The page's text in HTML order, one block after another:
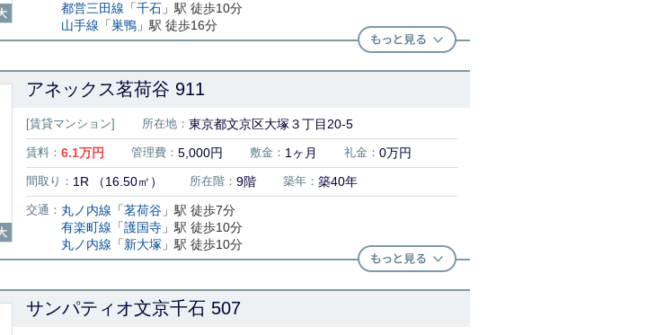
都営三田線 「千石 」駅 徒歩10分
山手線 「巣鴨 」駅 徒歩16分
アネックス茗荷谷 911
[賃貸マンション] 所在地： 東京都文京区大塚３丁目20-5
賃料： 6.1万円 管理費： 5,000円 敷金： 1ヶ月 礼金： 0万円
間取り： 1R （16.50㎡） 所在階： 9階 築年： 築40年
交通： 丸ノ内線 「茗荷谷 」駅 徒歩7分
有楽町線 「護国寺 」駅 徒歩10分
丸ノ内線 「新大塚 」駅 徒歩10分
サンパティオ文京千石 507